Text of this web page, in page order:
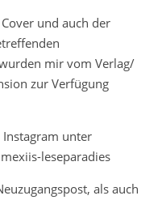
und auch der
mir vom Verlag/
zur Verfügung
unter
leseparadies
als auch